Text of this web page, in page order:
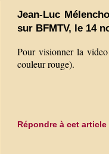
Jean-Luc
sur BFMTV, le 14
Pour visionner la
couleur rouge).
Répondre à cet article